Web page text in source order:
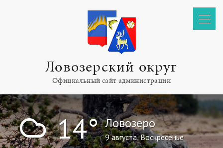
Ловозерский округ
Официальный сайт администрации
! 14° Ловозеро
9 августа, Воскресенье